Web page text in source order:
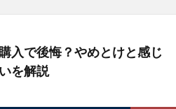
入で後悔？やめとけと感じ
を解説